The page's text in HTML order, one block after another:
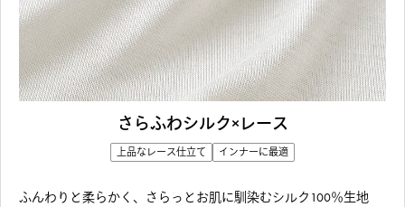
さらふわシルク×レース
上品なレース仕立て インナーに最適
ふんわりと柔らかく、さらっとお肌に馴染むシルク100％生地